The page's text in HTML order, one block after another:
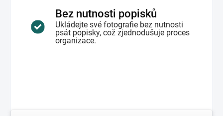
Bez nutnosti popisků
Ukládejte své fotografie bez nutnosti
psát popisky, což zjednodušuje proces
organizace.